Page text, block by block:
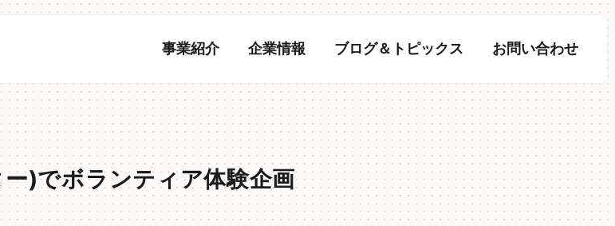
事業紹介 企業情報 ブログ＆トピックス お問い合わせ
)でボランティア体験企画